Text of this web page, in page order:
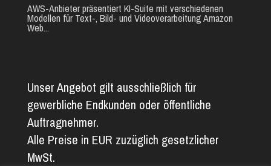
AWS-Anbieter präsentiert KI-Suite mit verschiedenen
Modellen für Text-, Bild- und Videoverarbeitung Amazon
Web...
Unser Angebot gilt ausschließlich für
gewerbliche Endkunden oder öffentliche
Auftragnehmer.
Alle Preise in EUR zuzüglich gesetzlicher
MwSt.